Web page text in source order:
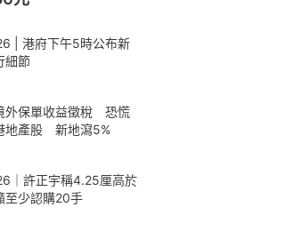
| 港府下午5時公布新
細節
外保單收益徵稅 恐慌
地產股 新地瀉5%
｜許正宇稱4.25厘高於
少認購20手